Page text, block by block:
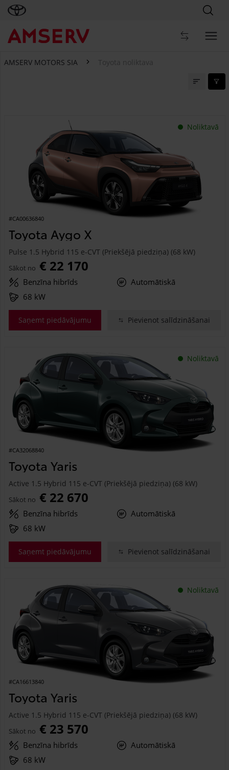
AMSERV MOTORS SIA Toyota noliktava
Noliktavā
#CA00636840
Toyota Aygo X
Pulse 1.5 Hybrid 115 e-CVT (Priekšējā piedziņa) (68 kW)
Sākot no € 22 170
Benzīna hibrīds
Automātiskā
68 kW
Saņemt piedāvājumu Pievienot salīdzināšanai
Noliktavā
#CA32068840
Toyota Yaris
Active 1.5 Hybrid 115 e-CVT (Priekšējā piedziņa) (68 kW)
Sākot no € 22 670
Benzīna hibrīds
Automātiskā
68 kW
Saņemt piedāvājumu Pievienot salīdzināšanai
Noliktavā
#CA16613840
Toyota Yaris
Active 1.5 Hybrid 115 e-CVT (Priekšējā piedziņa) (68 kW)
Sākot no € 23 570
Benzīna hibrīds
Automātiskā
68 kW